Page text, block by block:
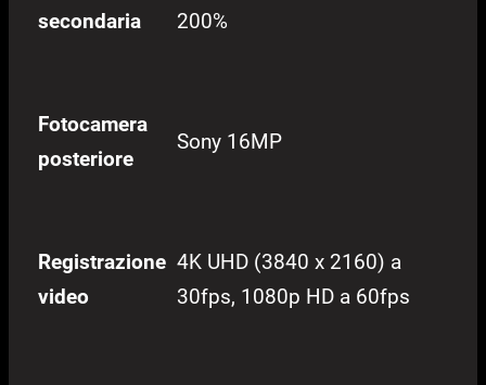
secondaria
200%
Fotocamera
posteriore
Sony 16MP
Registrazione
video
4K UHD (3840 x 2160) a
30fps, 1080p HD a 60fps